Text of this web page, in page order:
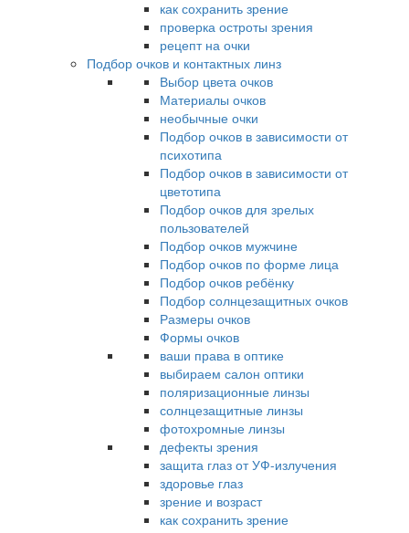
как сохранить зрение
проверка остроты зрения
рецепт на очки
Подбор очков и контактных линз
Выбор цвета очков
Материалы очков
необычные очки
Подбор очков в зависимости от
психотипа
Подбор очков в зависимости от
цветотипа
Подбор очков для зрелых
пользователей
Подбор очков мужчине
Подбор очков по форме лица
Подбор очков ребёнку
Подбор солнцезащитных очков
Размеры очков
Формы очков
ваши права в оптике
выбираем салон оптики
поляризационные линзы
солнцезащитные линзы
фотохромные линзы
дефекты зрения
защита глаз от УФ-излучения
здоровье глаз
зрение и возраст
как сохранить зрение